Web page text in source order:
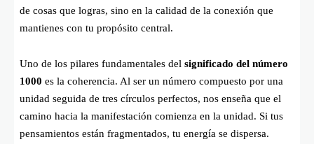
de cosas que logras, sino en la calidad de la conexión que
mantienes con tu propósito central.
Uno de los pilares fundamentales del significado del número
1000 es la coherencia. Al ser un número compuesto por una
unidad seguida de tres círculos perfectos, nos enseña que el
camino hacia la manifestación comienza en la unidad. Si tus
pensamientos están fragmentados, tu energía se dispersa.